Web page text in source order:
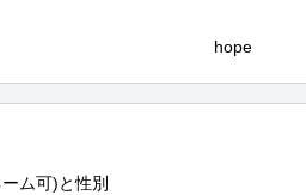
ム可)と性別